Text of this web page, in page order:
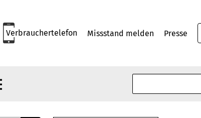
Verbrauchertelefon Missstand melden Presse